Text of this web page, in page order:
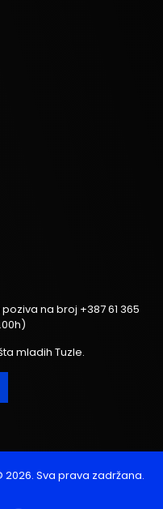
na broj +387 61 365
mladih Tuzle.
2026. Sva prava zadržana.